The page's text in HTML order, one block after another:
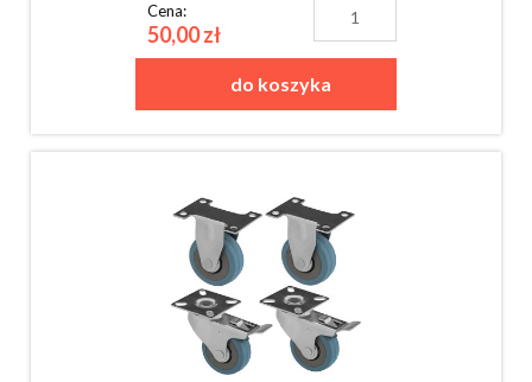
Cena:
50,00 zł
do koszyka